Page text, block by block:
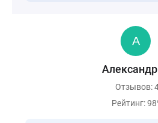
Отзывов:
Рейтинг: